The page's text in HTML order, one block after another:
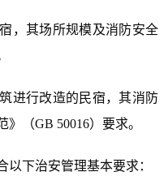
其场所规模及消防安全
行改造的民宿，其消防
（GB 50016）要求。
下治安管理基本要求：